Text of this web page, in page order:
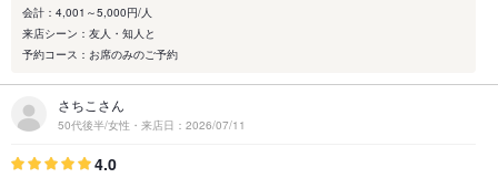
会計：4,001～5,000円/人
来店シーン：友人・知人と
予約コース：お席のみのご予約
さちこさん
50代後半/女性・来店日：2026/07/11
4.0